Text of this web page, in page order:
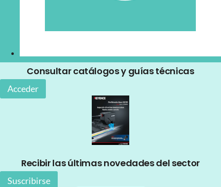
Consultar catálogos y guías técnicas
Acceder
Recibir las últimas novedades del sector
Suscribirse